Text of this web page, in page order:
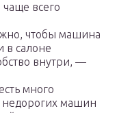
всего
чтобы машина
в салоне
внутри, —
много
недорогих машин